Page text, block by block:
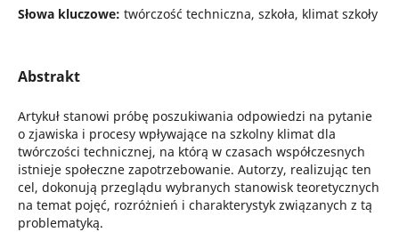
Słowa kluczowe: twórczość techniczna, szkoła, klimat szkoły
Abstrakt
Artykuł stanowi próbę poszukiwania odpowiedzi na pytanie
o zjawiska i procesy wpływające na szkolny klimat dla
twórczości technicznej, na którą w czasach współczesnych
istnieje społeczne zapotrzebowanie. Autorzy, realizując ten
cel, dokonują przeglądu wybranych stanowisk teoretycznych
na temat pojęć, rozróżnień i charakterystyk związanych z tą
problematyką.